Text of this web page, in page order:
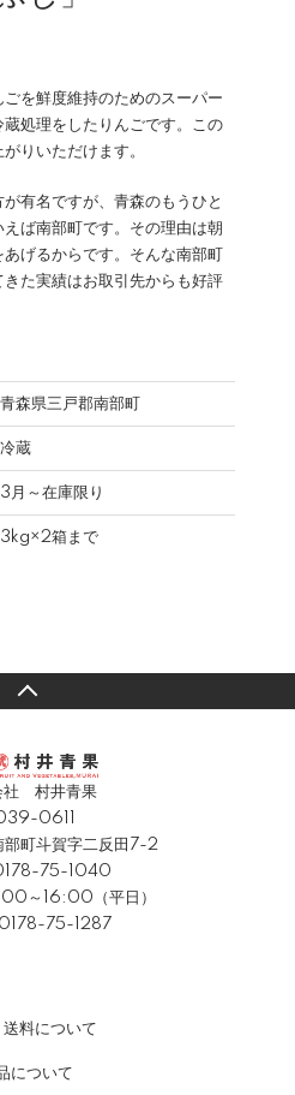
を鮮度維持のためのスーパー
処理をしたりんごです。この
りいただけます。
有名ですが、青森のもうひと
ば南部町です。その理由は朝
げるからです。そんな南部町
た実績はお取引先からも好評
青森県三戸郡南部町
冷蔵
3月～在庫限り
3kg×2箱まで
社 村井青果
0611
部町斗賀字二反田7-2
75-1040
～16:00（平日）
75-1287
料について
について